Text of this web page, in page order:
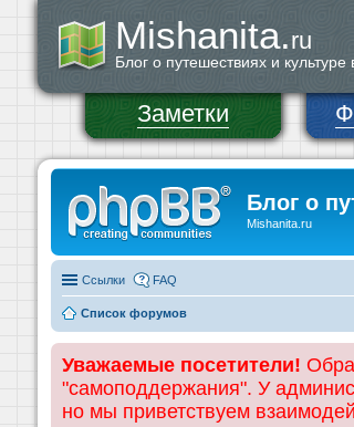
Mishanita.ru
Блог о путешествиях и культуре
Заметки
Блог о
Mishanita.ru
Ссылки FAQ
Список форумов
Уважаемые посетители!
"самоподдержания". У
но мы приветствуем